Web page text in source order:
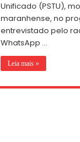
Unificado (PSTU),
maranhense, no
entrevistado pelo
WhatsApp …
Leia mais »